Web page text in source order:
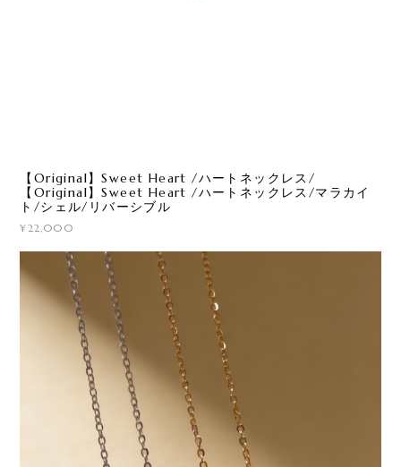
【Original】Sweet Heart /ハートネックレス/
【Original】Sweet Heart /ハートネックレス/マラカイ
ト/シェル/リバーシブル
¥22,000